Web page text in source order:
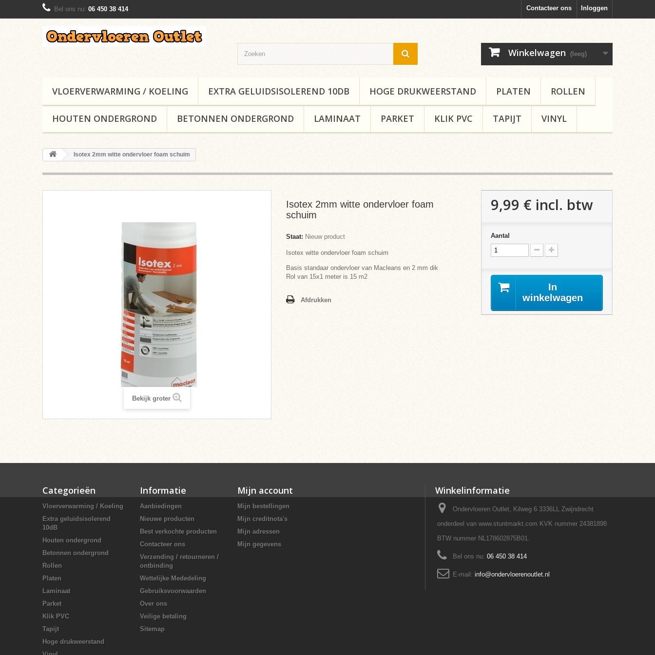
Inloggen
Contacteer ons
Bel ons nu: 06 450 38 414
Winkelwagen (leeg)
VLOERVERWARMING / KOELING EXTRA GELUIDSISOLEREND 10DB HOGE DRUKWEERSTAND PLATEN ROLLEN
HOUTEN ONDERGROND BETONNEN ONDERGROND LAMINAAT PARKET KLIK PVC TAPIJT VINYL
Isotex 2mm witte ondervloer foam schuim
Bekijk groter
Isotex 2mm witte ondervloer foam
schuim
Staat: Nieuw product
Isotex witte ondervloer foam schuim
Basis standaar ondervloer van Macleans en 2 mm dik
Rol van 15x1 meter is 15 m2
Afdrukken
9,99 € incl. btw
Aantal
In
winkelwagen
Categorieën
Vloerverwarming / Koeling
Extra geluidsisolerend
10dB
Houten ondergrond
Betonnen ondergrond
Rollen
Platen
Laminaat
Parket
Klik PVC
Tapijt
Hoge drukweerstand
Informatie
Aanbiedingen
Nieuwe producten
Best verkochte producten
Contacteer ons
Verzending / retourneren /
ontbinding
Wettelijke Mededeling
Gebruiksvoorwaarden
Over ons
Veilige betaling
Sitemap
Mijn account
Mijn bestellingen
Mijn creditnota's
Mijn adressen
Mijn gegevens
Winkelinformatie
Ondervloeren Outlet, Kilweg 6 3336LL Zwijndrecht
onderdeel van www.stuntmarkt.com KVK nummer 24381898
BTW nummer NL178602875B01.
Bel ons nu: 06 450 38 414
E-mail: info@ondervloerenoutlet.nl